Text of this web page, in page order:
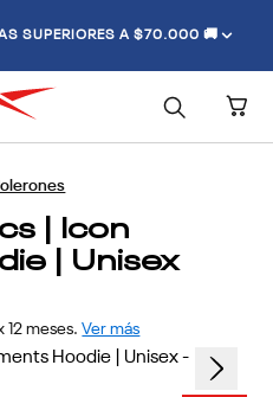
SUPERIORES A $70.000 🚚
| Icon
| Unisex
12 meses. Ver más